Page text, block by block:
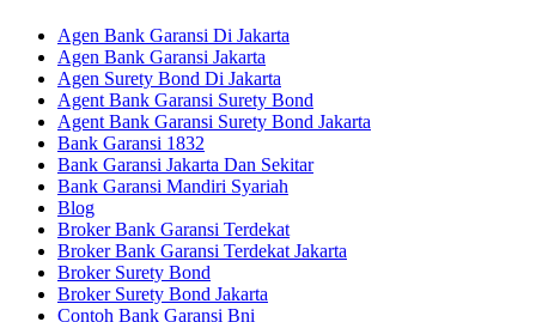
Agen Bank Garansi Di Jakarta
Agen Bank Garansi Jakarta
Agen Surety Bond Di Jakarta
Agent Bank Garansi Surety Bond
Agent Bank Garansi Surety Bond Jakarta
Bank Garansi 1832
Bank Garansi Jakarta Dan Sekitar
Bank Garansi Mandiri Syariah
Blog
Broker Bank Garansi Terdekat
Broker Bank Garansi Terdekat Jakarta
Broker Surety Bond
Broker Surety Bond Jakarta
Contoh Bank Garansi Bni